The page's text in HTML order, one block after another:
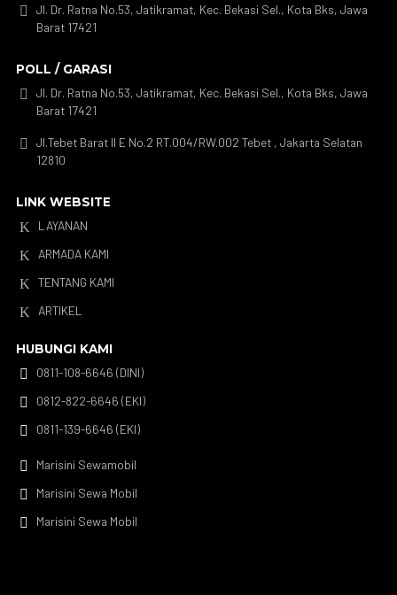

Jl. Dr. Ratna No.53, Jatikramat, Kec. Bekasi Sel., Kota Bks, Jawa
Barat 17421
POLL / GARASI

Jl. Dr. Ratna No.53, Jatikramat, Kec. Bekasi Sel., Kota Bks, Jawa
Barat 17421

Jl.Tebet Barat II E No.2 RT.004/RW.002 Tebet , Jakarta Selatan
12810
LINK WEBSITE
K
LAYANAN
K
ARMADA KAMI
K TENTANG KAMI
K
ARTIKEL
HUBUNGI KAMI

0811-108-6646 (DINI)

0812-822-6646 (EKI)

0811-139-6646 (EKI)

Marisini Sewamobil

Marisini Sewa Mobil

Marisini Sewa Mobil